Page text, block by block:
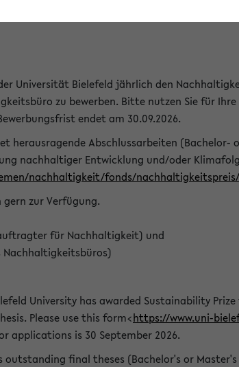
Universität Bielefeld jährlich den
zu bewerben. Bitte nutzen Sie für Ihre
endet am 30.09.2026.
herausragende Abschlussarbeiten
nachhaltiger Entwicklung und/oder
nachhaltigkeit/fonds/nachhaltigkeitspreis/
gern zur Verfügung.
für Nachhaltigkeit) und
Nachhaltigkeitsbüros)
University has awarded Sustainability
Please use this form<https://www.uni-
applications is 30 September 2026.
outstanding final theses (Bachelor's or